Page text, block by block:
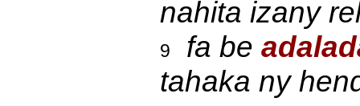
nahita izany
9 fa be
tahaka ny